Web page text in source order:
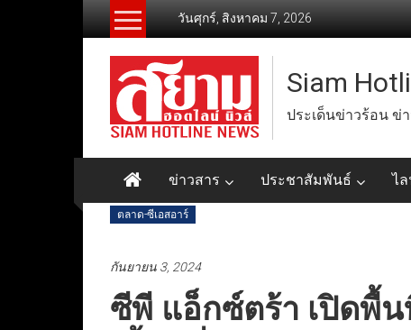
วันศุกร์, สิงหาคม 7, 2026
Siam
ประเด็นข่าวร้อน ข่
ข่าวสาร ประชาสัมพันธ์ ไ
ตลาด-ซีเอสอาร์
กันยายน 3, 2024
ซีพี แอ็กซ์ตร้า เปิดพื้